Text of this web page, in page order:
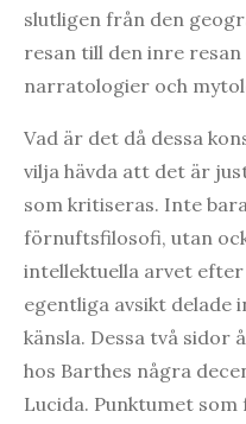
slutligen från den
resan till den inre
narratologier och
Vad är det då dessa
vilja hävda att det är
som kritiseras. Inte
förnuftsfilosofi, utan
intellektuella arvet
egentliga avsikt delade
känsla. Dessa två sidor
hos Barthes några
Lucida. Punktumet